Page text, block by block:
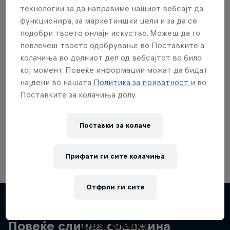
Сакаш повеќе?
world. Learn about the history of the dance, get …
Повеќе слична содржина
Take the Title
Desi Breaks
технологии за да направиме нашиот вебсајт да
функционира, за маркетиншки цели и за да се
подобри твоето онлајн искуство. Можеш да го
повлечеш твоето одобрување во Поставките а
колачиња во долниот дел од вебсајтот во било
кој момент. Повеќе информации можат да бидат
најдени во нашата Политика за приватност и во
Поставките за колачиња долу.
Поставки за колачe
Отфрли ги сите
Прифати ги сите колачиња